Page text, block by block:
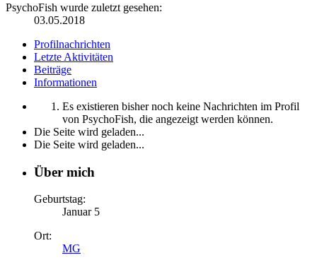
PsychoFish wurde zuletzt gesehen:
03.05.2018
Profilnachrichten
Letzte Aktivitäten
Beiträge
Informationen
Es existieren bisher noch keine Nachrichten im Profil
von PsychoFish, die angezeigt werden können.
Die Seite wird geladen...
Die Seite wird geladen...
Über mich
Geburtstag:
Januar 5
Ort:
MG